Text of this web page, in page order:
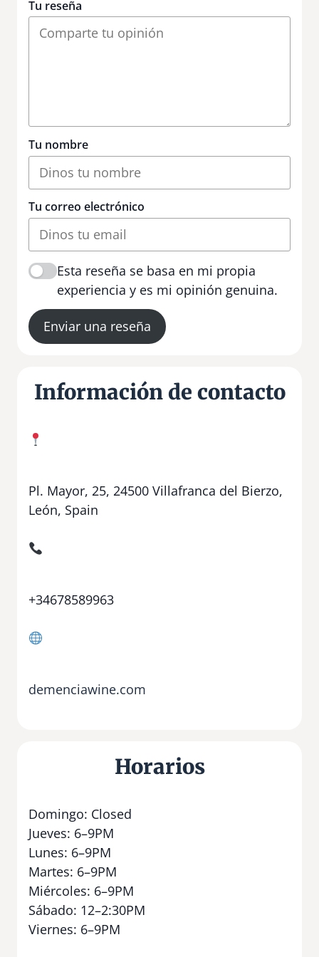
Tu reseña
Tu nombre
Tu correo electrónico
Esta reseña se basa en mi propia
experiencia y es mi opinión genuina.
Enviar una reseña
Información de contacto
Pl. Mayor, 25, 24500 Villafranca del Bierzo,
León, Spain
+34678589963
demenciawine.com
Horarios
Domingo: Closed
Jueves: 6–9PM
Lunes: 6–9PM
Martes: 6–9PM
Miércoles: 6–9PM
Sábado: 12–2:30PM
Viernes: 6–9PM